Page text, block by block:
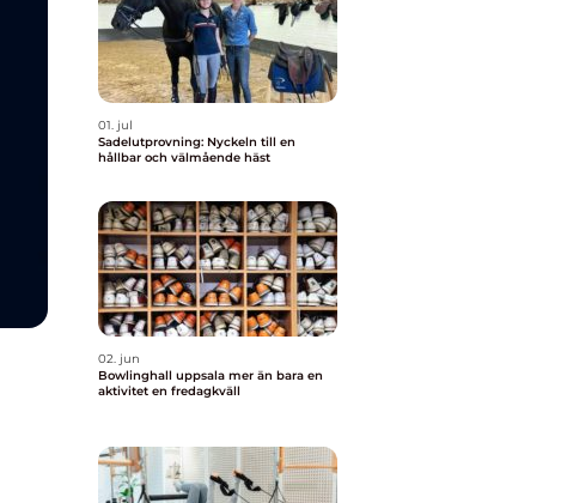
01. jul
Sadelutprovning: Nyckeln till en
hållbar och välmående häst
02. jun
Bowlinghall uppsala mer än bara en
aktivitet en fredagkväll